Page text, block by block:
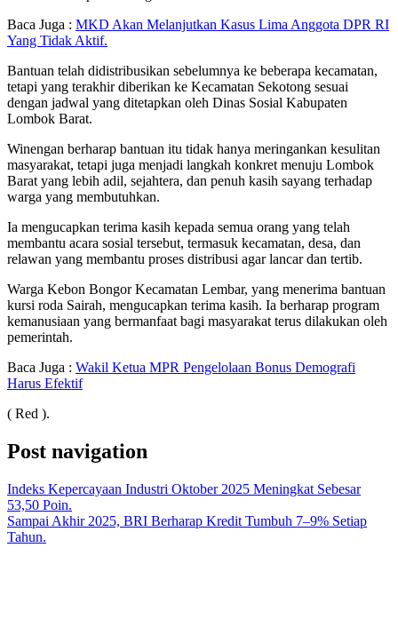
Baca Juga : MKD Akan Melanjutkan Kasus Lima Anggota DPR RI
Yang Tidak Aktif.
Bantuan telah didistribusikan sebelumnya ke beberapa kecamatan,
tetapi yang terakhir diberikan ke Kecamatan Sekotong sesuai
dengan jadwal yang ditetapkan oleh Dinas Sosial Kabupaten
Lombok Barat.
Winengan berharap bantuan itu tidak hanya meringankan kesulitan
masyarakat, tetapi juga menjadi langkah konkret menuju Lombok
Barat yang lebih adil, sejahtera, dan penuh kasih sayang terhadap
warga yang membutuhkan.
Ia mengucapkan terima kasih kepada semua orang yang telah
membantu acara sosial tersebut, termasuk kecamatan, desa, dan
relawan yang membantu proses distribusi agar lancar dan tertib.
Warga Kebon Bongor Kecamatan Lembar, yang menerima bantuan
kursi roda Sairah, mengucapkan terima kasih. Ia berharap program
kemanusiaan yang bermanfaat bagi masyarakat terus dilakukan oleh
pemerintah.
Baca Juga : Wakil Ketua MPR Pengelolaan Bonus Demografi
Harus Efektif
( Red ).
Post navigation
Indeks Kepercayaan Industri Oktober 2025 Meningkat Sebesar
53,50 Poin.
Sampai Akhir 2025, BRI Berharap Kredit Tumbuh 7–9% Setiap
Tahun.